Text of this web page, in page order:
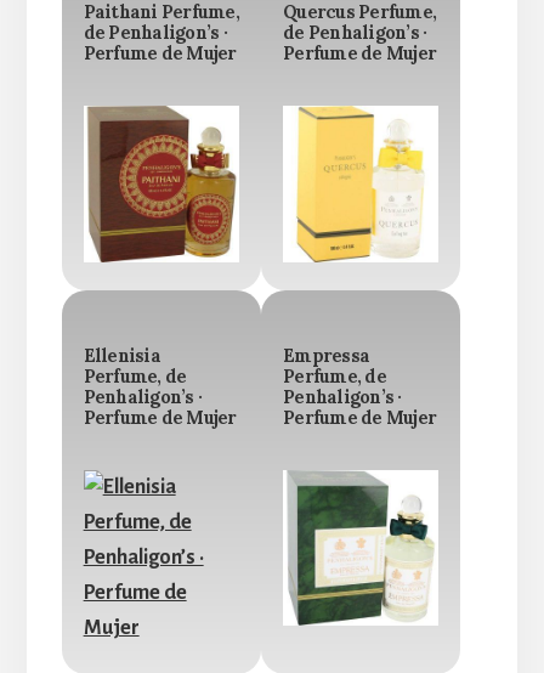
Paithani Perfume,
de Penhaligon’s ·
Perfume de Mujer
Quercus Perfume,
de Penhaligon’s ·
Perfume de Mujer
Ellenisia
Perfume, de
Penhaligon’s ·
Perfume de Mujer
Empressa
Perfume, de
Penhaligon’s ·
Perfume de Mujer